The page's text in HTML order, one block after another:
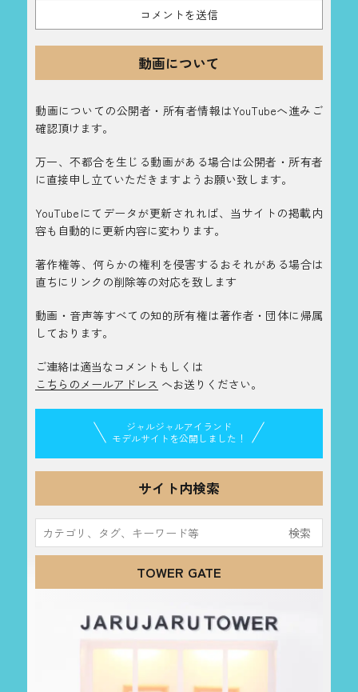
動画について
動画についての公開者・所有者情報はYouTubeへ進みご
確認頂けます。
万一、不都合を生じる動画がある場合は公開者・所有者
に直接申し立ていただきますようお願い致します。
YouTubeにてデータが更新されれば、当サイトの掲載内
容も自動的に更新内容に変わります。
著作権等、何らかの権利を侵害するおそれがある場合は
直ちにリンクの削除等の対応を致します
動画・音声等すべての知的所有権は著作者・団体に帰属
しております。
ご連絡は適当なコメントもしくは
こちらのメールアドレス へお送りください。
ジャルジャルアイランド
モデルサイトを公開しました！
サイト内検索
索:
TOWER GATE